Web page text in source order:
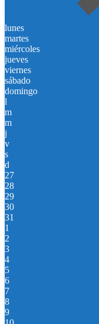
lunes
martes
miércoles
jueves
viernes
sábado
domingo
l
m
m
j
v
s
d
27
28
29
30
31
1
2
3
4
5
6
7
8
9